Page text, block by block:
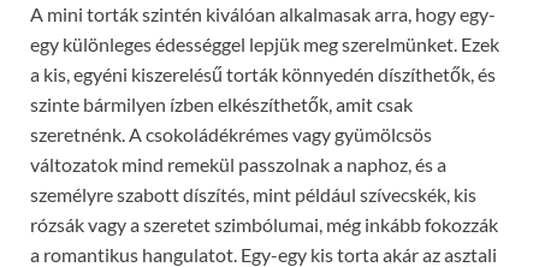
A mini torták szintén kiválóan alkalmasak arra, hogy egy-
egy különleges édességgel lepjük meg szerelmünket. Ezek
a kis, egyéni kiszerelésű torták könnyedén díszíthetők, és
szinte bármilyen ízben elkészíthetők, amit csak
szeretnénk. A csokoládékrémes vagy gyümölcsös
változatok mind remekül passzolnak a naphoz, és a
személyre szabott díszítés, mint például szívecskék, kis
rózsák vagy a szeretet szimbólumai, még inkább fokozzák
a romantikus hangulatot. Egy-egy kis torta akár az asztali